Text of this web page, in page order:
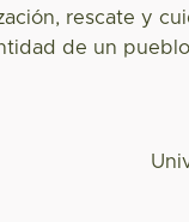
rescate y
de un